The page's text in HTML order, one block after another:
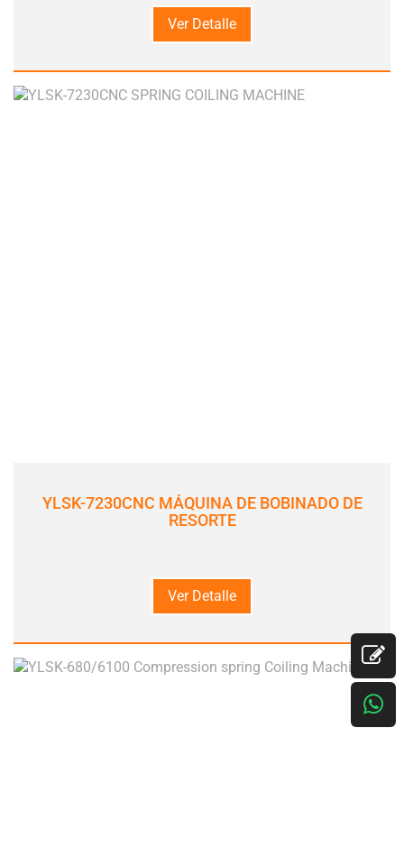
Ver Detalle
YLSK-7230CNC MÁQUINA DE BOBINADO DE
RESORTE
Ver Detalle